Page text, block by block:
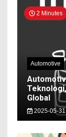
2 Minutes
Automotive
Global
2025-05-31